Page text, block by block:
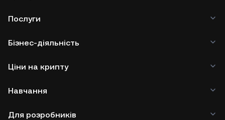
Послуги
Бізнес-діяльність
Ціни на крипту
Навчання
Для розробників